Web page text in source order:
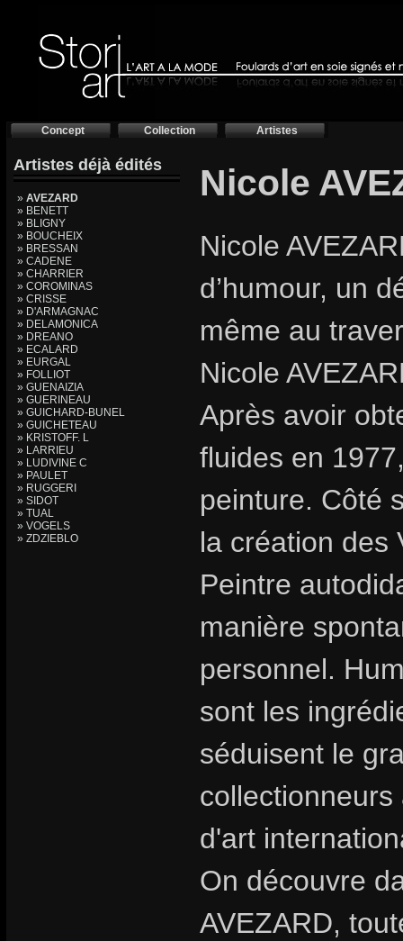
Concept Collection Artistes
Artistes déjà édités
» AVEZARD
» BENETT
» BLIGNY
» BOUCHEIX
» BRESSAN
» CADENE
» CHARRIER
» COROMINAS
» CRISSE
» D'ARMAGNAC
» DELAMONICA
» DREANO
» ECALARD
» EURGAL
» FOLLIOT
» GUENAIZIA
» GUERINEAU
» GUICHARD-BUNEL
» GUICHETEAU
» KRISTOFF. L
» LARRIEU
» LUDIVINE C
» PAULET
» RUGGERI
» SIDOT
» TUAL
» VOGELS
» ZDZIEBLO
Nicole
Nicole
d’humour, un
même au
Nicole
Après avoir
fluides en
peinture. Côté
la création des
Peintre
manière
personnel.
sont les
séduisent le
collectionneurs
d'art
On découvre
AVEZARD,